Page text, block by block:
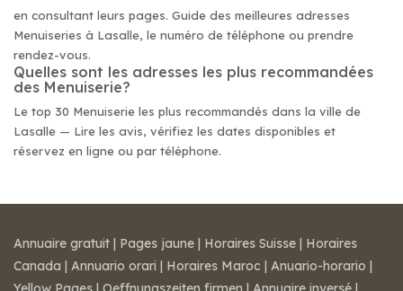
en consultant leurs pages. Guide des meilleures adresses
Menuiseries à Lasalle, le numéro de téléphone ou prendre
rendez-vous.
Quelles sont les adresses les plus recommandées
des Menuiserie?
Le top 30 Menuiserie les plus recommandés dans la ville de
Lasalle — Lire les avis, vérifiez les dates disponibles et
réservez en ligne ou par téléphone.
Annuaire gratuit | Pages jaune | Horaires Suisse | Horaires
Canada | Annuario orari | Horaires Maroc | Anuario-horario |